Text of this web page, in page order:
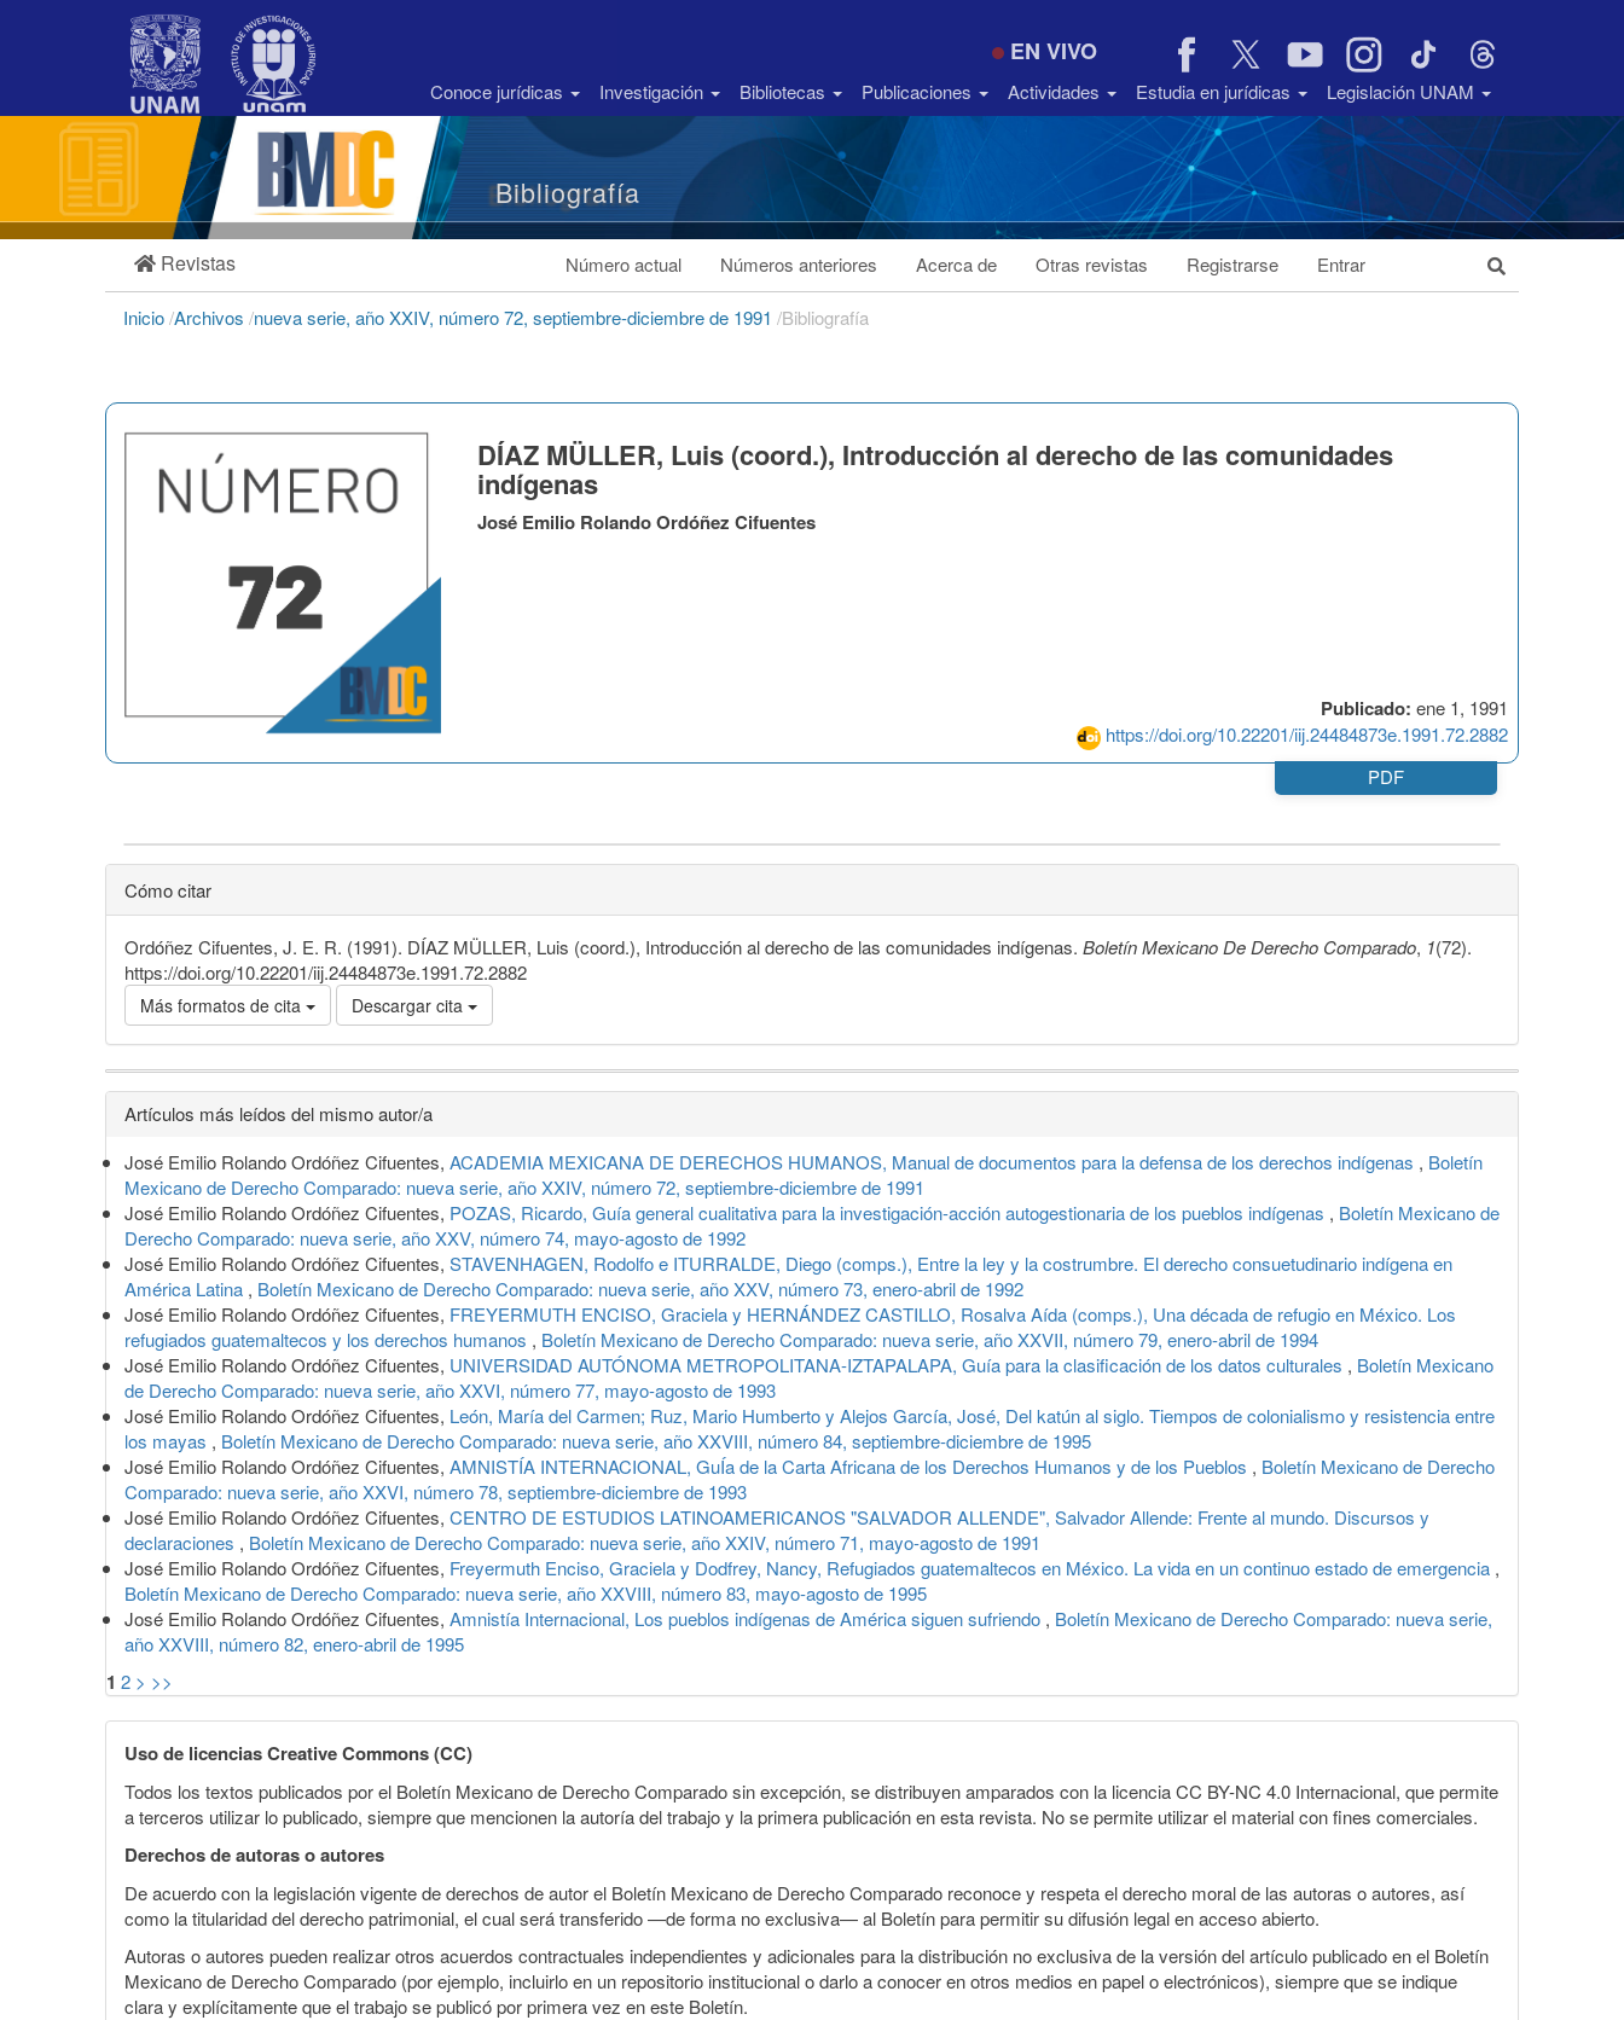
Barra
EN VIVO
Conoce jurídicas Investigación Bibliotecas Publicaciones Actividades Estudia en jurídicas Legislación UNAM
Bibliografía
Revistas Número actual Números anteriores Acerca de Otras revistas Registrarse Entrar
Inicio/Archivos /nueva serie, año XXIV, número 72, septiembre-diciembre de 1991 /Bibliografía
Publicado: ene 1, 1991
https://doi.org/10.22201/iij.24484873e.1991.72.2882
DÍAZ MÜLLER, Luis (coord.), Introducción al derecho de las comunidades
indígenas
José Emilio Rolando Ordóñez Cifuentes
PDF
Cómo citar
Ordóñez Cifuentes, J. E. R. (1991). DÍAZ MÜLLER, Luis (coord.), Introducción al derecho de las comunidades indígenas. Boletín Mexicano De Derecho Comparado, 1(72).
https://doi.org/10.22201/iij.24484873e.1991.72.2882
Más formatos de cita Descargar cita
Detalles
del
artículo
Artículos más leídos del mismo autor/a
José Emilio Rolando Ordóñez Cifuentes, ACADEMIA MEXICANA DE DERECHOS HUMANOS, Manual de documentos para la defensa de los derechos indígenas , Boletín
Mexicano de Derecho Comparado: nueva serie, año XXIV, número 72, septiembre-diciembre de 1991
José Emilio Rolando Ordóñez Cifuentes, POZAS, Ricardo, Guía general cualitativa para la investigación-acción autogestionaria de los pueblos indígenas , Boletín Mexicano de
Derecho Comparado: nueva serie, año XXV, número 74, mayo-agosto de 1992
José Emilio Rolando Ordóñez Cifuentes, STAVENHAGEN, Rodolfo e ITURRALDE, Diego (comps.), Entre la ley y la costrumbre. El derecho consuetudinario indígena en
América Latina , Boletín Mexicano de Derecho Comparado: nueva serie, año XXV, número 73, enero-abril de 1992
José Emilio Rolando Ordóñez Cifuentes, FREYERMUTH ENCISO, Graciela y HERNÁNDEZ CASTILLO, Rosalva Aída (comps.), Una década de refugio en México. Los
refugiados guatemaltecos y los derechos humanos , Boletín Mexicano de Derecho Comparado: nueva serie, año XXVII, número 79, enero-abril de 1994
José Emilio Rolando Ordóñez Cifuentes, UNIVERSIDAD AUTÓNOMA METROPOLITANA-IZTAPALAPA, Guía para la clasificación de los datos culturales , Boletín Mexicano
de Derecho Comparado: nueva serie, año XXVI, número 77, mayo-agosto de 1993
José Emilio Rolando Ordóñez Cifuentes, León, María del Carmen; Ruz, Mario Humberto y Alejos García, José, Del katún al siglo. Tiempos de colonialismo y resistencia entre
los mayas , Boletín Mexicano de Derecho Comparado: nueva serie, año XXVIII, número 84, septiembre-diciembre de 1995
José Emilio Rolando Ordóñez Cifuentes, AMNISTÍA INTERNACIONAL, GuÍa de la Carta Africana de los Derechos Humanos y de los Pueblos , Boletín Mexicano de Derecho
Comparado: nueva serie, año XXVI, número 78, septiembre-diciembre de 1993
José Emilio Rolando Ordóñez Cifuentes, CENTRO DE ESTUDIOS LATINOAMERICANOS "SALVADOR ALLENDE", Salvador Allende: Frente al mundo. Discursos y
declaraciones , Boletín Mexicano de Derecho Comparado: nueva serie, año XXIV, número 71, mayo-agosto de 1991
José Emilio Rolando Ordóñez Cifuentes, Freyermuth Enciso, Graciela y Dodfrey, Nancy, Refugiados guatemaltecos en México. La vida en un continuo estado de emergencia ,
Boletín Mexicano de Derecho Comparado: nueva serie, año XXVIII, número 83, mayo-agosto de 1995
José Emilio Rolando Ordóñez Cifuentes, Amnistía Internacional, Los pueblos indígenas de América siguen sufriendo , Boletín Mexicano de Derecho Comparado: nueva serie,
año XXVIII, número 82, enero-abril de 1995
1 2 > >>
Uso de licencias Creative Commons (CC)
Todos los textos publicados por el Boletín Mexicano de Derecho Comparado sin excepción, se distribuyen amparados con la licencia CC BY-NC 4.0 Internacional, que permite
a terceros utilizar lo publicado, siempre que mencionen la autoría del trabajo y la primera publicación en esta revista. No se permite utilizar el material con fines comerciales.
Derechos de autoras o autores
De acuerdo con la legislación vigente de derechos de autor el Boletín Mexicano de Derecho Comparado reconoce y respeta el derecho moral de las autoras o autores, así
como la titularidad del derecho patrimonial, el cual será transferido —de forma no exclusiva— al Boletín para permitir su difusión legal en acceso abierto.
Autoras o autores pueden realizar otros acuerdos contractuales independientes y adicionales para la distribución no exclusiva de la versión del artículo publicado en el Boletín
Mexicano de Derecho Comparado (por ejemplo, incluirlo en un repositorio institucional o darlo a conocer en otros medios en papel o electrónicos), siempre que se indique
clara y explícitamente que el trabajo se publicó por primera vez en este Boletín.